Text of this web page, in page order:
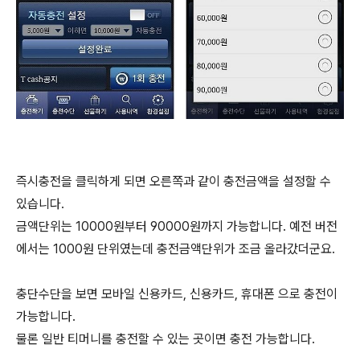
즉시충전을 클릭하게 되면 오른쪽과 같이 충전금액을 설정할 수
있습니다.
금액단위는 10000원부터 90000원까지 가능합니다. 예전 버전
에서는 1000원 단위였는데 충전금액단위가 조금 올라갔더군요.
충단수단을 보면 모바일 신용카드, 신용카드, 휴대폰 으로 충전이
가능합니다.
물론 일반 티머니를 충전할 수 있는 곳이면 충전 가능합니다.